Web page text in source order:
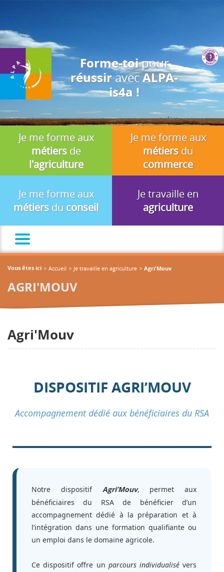
des fins d'analyse, de pertinence et de publicité.
Forme-toipour
réussiravecALPA-
is4a !
Je me forme aux
métiersde
l'agriculture
Je me forme aux
métiersdu
commerce
Je me forme aux
métiersdu conseil
Je travaille en
agriculture
Vous êtes ici Accueil Je travaille en agriculture Agri'Mouv
AGRI'MOUV
Agri'Mouv
DISPOSITIF AGRI’MOUV
Accompagnement dédié aux bénéficiaires du RSA
Notre dispositif Agri’Mouv, permet aux
bénéficiaires du RSA de bénéficier d’un
accompagnement dédié à la préparation et à
l’intégration dans une formation qualifiante ou
un emploi dans le domaine agricole.
Ce dispositif offre un parcours individualisévers